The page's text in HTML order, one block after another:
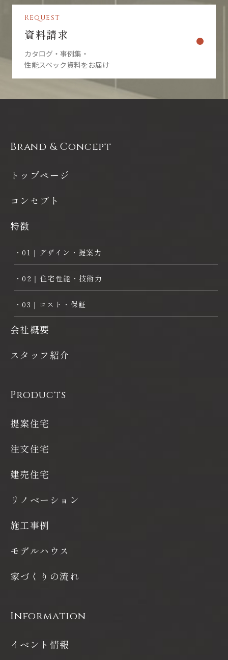
Request
資料請求
カタログ・事例集・
性能スペック資料をお届け
Brand & Concept
トップページ
コンセプト
特徴
・01｜デザイン・提案力
・02｜住宅性能・技術力
・03｜コスト・保証
会社概要
スタッフ紹介
Products
提案住宅
注文住宅
建売住宅
リノベーション
施工事例
モデルハウス
家づくりの流れ
Information
イベント情報